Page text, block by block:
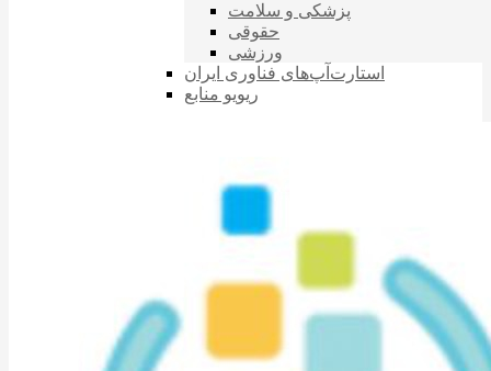
پزشکی و سلامت
حقوقی
ورزشی
استارت‌آپ‌های فناوری ایران
ریویو منابع